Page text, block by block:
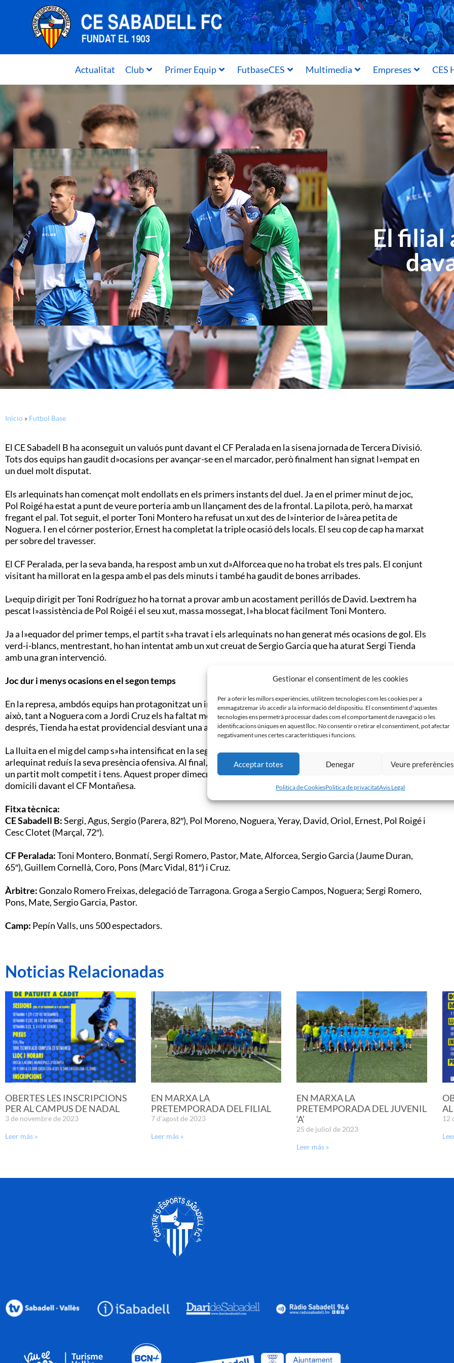
Gestionar el consentiment de les cookies
Per a oferir les millors experiències, utilitzem tecnologies com les cookies per a
emmagatzemar i/o accedir a la informació del dispositiu. El consentiment d'aquestes
tecnologies ens permetrà processar dades com el comportament de navegació o les
identificacions úniques en aquest lloc. No consentir o retirar el consentiment, pot afectar
negativament unes certes característiques i funcions.
Acceptar totes Denegar Veure preferències
Politica de CookiesPolitica de privacitatAvis Legal
Actualitat Club Primer Equip FutbaseCES Multimedia Empreses CES
El filial
Inicio » Futbol Base
El CE Sabadell B ha aconseguit un valuós punt davant el CF Peralada en la sisena jornada de Tercera Divisió.
Tots dos equips han gaudit d»ocasions per avançar-se en el marcador, però finalment han signat l»empat en
un duel molt disputat.
Els arlequinats han començat molt endollats en els primers instants del duel. Ja en el primer minut de joc,
Pol Roigé ha estat a punt de veure porteria amb un llançament des de la frontal. La pilota, però, ha marxat
fregant el pal. Tot seguit, el porter Toni Montero ha refusat un xut des de l»interior de l»àrea petita de
Noguera. I en el córner posterior, Ernest ha completat la triple ocasió dels locals. El seu cop de cap ha marxat
per sobre del travesser.
El CF Peralada, per la seva banda, ha respost amb un xut d»Alforcea que no ha trobat els tres pals. El conjunt
visitant ha millorat en la gespa amb el pas dels minuts i també ha gaudit de bones arribades.
L»equip dirigit per Toni Rodríguez ho ha tornat a provar amb un acostament perillós de David. L»extrem ha
pescat l»assistència de Pol Roigé i el seu xut, massa mossegat, l»ha blocat fàcilment Toni Montero.
Ja a l»equador del primer temps, el partit s»ha travat i els arlequinats no han generat més ocasions de gol. Els
verd-i-blancs, mentrestant, ho han intentat amb un xut creuat de Sergio Garcia que ha aturat Sergi Tienda
amb una gran intervenció.
Joc dur i menys ocasions en el segon temps
En la represa, ambdós equips han protagonitzat un intercanvi de cop en els primers instants. No obstant
això, tant a Noguera com a Jordi Cruz els ha faltat molt poc per enviar la pilota al fons de la xarxa. Minuts
després, Tienda ha estat providencial desviant una arribada del davanter Coro.
La lluita en el mig del camp s»ha intensificat en la segona meitat, fet que ha comportat que el conjunt
arlequinat reduís la seva presència ofensiva. Al final, CE Sabadell B i CF Peralada B han signat les taules en
un partit molt competit i tens. Aquest proper dimecres, el filial arlequinat disputarà un nou partit de Lliga a
domicili davant el CF Montañesa.
Fitxa tècnica:
CE Sabadell B:Sergi, Agus, Sergio (Parera, 82″), Pol Moreno, Noguera, Yeray, David, Oriol, Ernest, Pol Roigé i
Cesc Clotet (Marçal, 72″).
CF Peralada:Toni Montero, Bonmatí, Sergi Romero, Pastor, Mate, Alforcea, Sergio Garcia (Jaume Duran,
65″), Guillem Cornellà, Coro, Pons (Marc Vidal, 81″) i Cruz.
Àrbitre:Gonzalo Romero Freixas, delegació de Tarragona. Groga a Sergio Campos, Noguera; Sergi Romero,
Pons, Mate, Sergio Garcia, Pastor.
Camp: Pepín Valls, uns 500 espectadors.
Noticias Relacionadas
OBERTES LES INSCRIPCIONS
PER AL CAMPUS DE NADAL
3 de novembre de 2023
Leer más »
EN MARXA LA
PRETEMPORADA DEL FILIAL
7 d'agost de 2023
Leer más »
EN MARXA LA
PRETEMPORADA DEL JUVENIL
‘A’
25 de juliol de 2023
Leer más »
12